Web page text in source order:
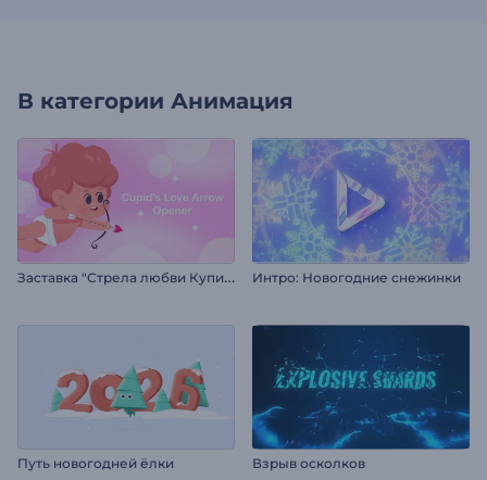
В категории Анимация
З
аставка "Стрела любви Купидона" Интро: Новогодние снежинки
Путь новогодней ёлки Взрыв осколков